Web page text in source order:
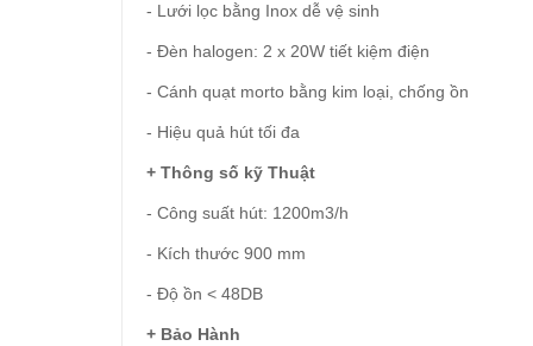
- Lưới lọc bằng Inox dễ vệ sinh
- Đèn halogen: 2 x 20W tiết kiệm điện
- Cánh quạt morto bằng kim loại, chống ồn
- Hiệu quả hút tối đa
+ Thông số kỹ Thuật
- Công suất hút: 1200m3/h
- Kích thước 900 mm
- Độ ồn < 48DB
+ Bảo Hành